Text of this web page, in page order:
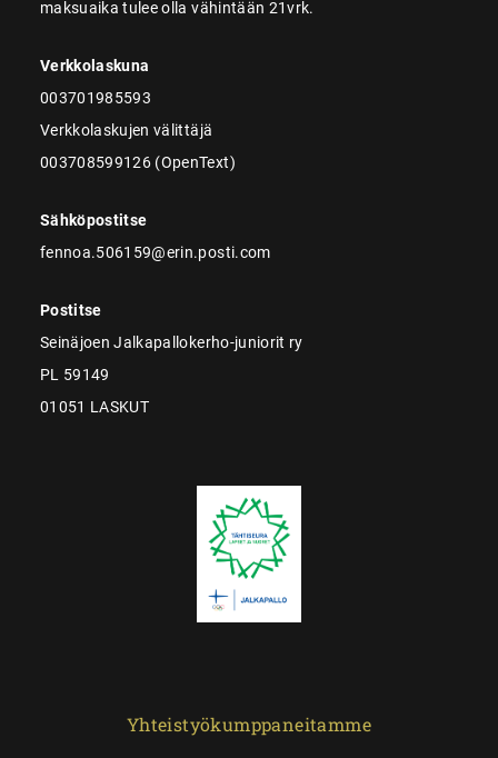
maksuaika tulee olla vähintään 21vrk.
Verkkolaskuna
003701985593
Verkkolaskujen välittäjä
003708599126 (OpenText)
Sähköpostitse
fennoa.506159@erin.posti.com
Postitse
Seinäjoen Jalkapallokerho-juniorit ry
PL 59149
01051 LASKUT
Yhteistyökumppaneitamme